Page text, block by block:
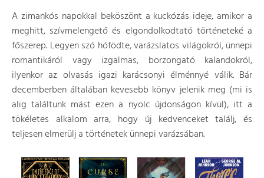
A zimankós napokkal beköszönt a kuckózás ideje, amikor a
meghitt, szívmelengető és elgondolkodtató történeteké a
főszerep. Legyen szó hófödte, varázslatos világokról, ünnepi
romantikáról vagy izgalmas, borzongató kalandokról,
ilyenkor az olvasás igazi karácsonyi élménnyé válik. Bár
decemberben általában kevesebb könyv jelenik meg (mi is
alig találtunk mást ezen a nyolc újdonságon kívül), itt a
tökéletes alkalom arra, hogy új kedvenceket találj, és
teljesen elmerülj a történetek ünnepi varázsában.